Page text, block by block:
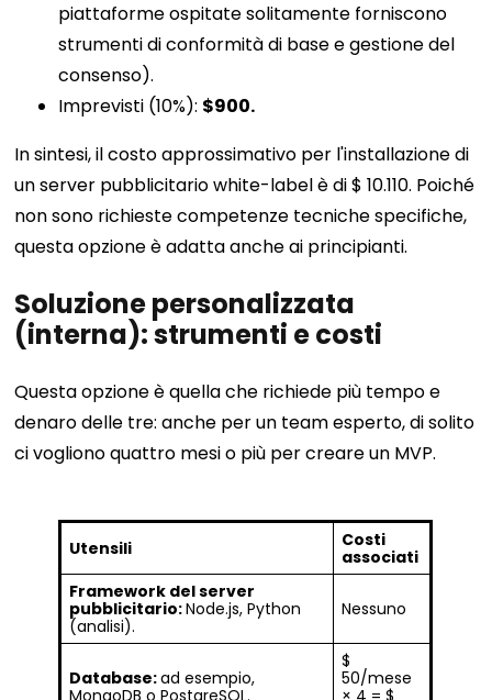
piattaforme ospitate solitamente forniscono
strumenti di conformità di base e gestione del
consenso).
Imprevisti (10%): $900.
In sintesi, il costo approssimativo per l'installazione di
un server pubblicitario white-label è di $ 10.110. Poiché
non sono richieste competenze tecniche specifiche,
questa opzione è adatta anche ai principianti.
Soluzione personalizzata
(interna): strumenti e costi
Questa opzione è quella che richiede più tempo e
denaro delle tre: anche per un team esperto, di solito
ci vogliono quattro mesi o più per creare un MVP.
Utensili
Costi
associati
Framework del server
pubblicitario:Node.js, Python
(analisi).
Nessuno
Database:ad esempio,
$
50/mese